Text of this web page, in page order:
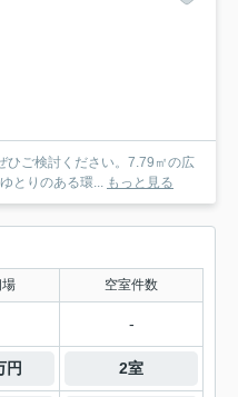
ひご検討ください。7.79㎡の広
とりのある環... もっと見る
空室件数
-
円 2室